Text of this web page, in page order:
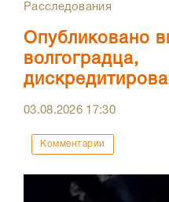
Расследования
Опубликовано
волгоградца,
03.08.2026 17:30
Комментарии